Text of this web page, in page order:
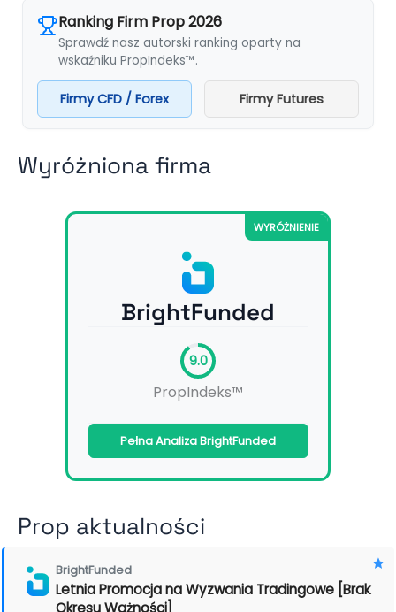
Ranking Firm Prop 2026
Sprawdź nasz autorski ranking oparty na
wskaźniku PropIndeks™.
Firmy CFD / Forex Firmy Futures
Wyróżniona firma
WYRÓŻNIENIE
BrightFunded
9.0
PropIndeks™
Pełna Analiza BrightFunded
Prop aktualności
BrightFunded
Letnia Promocja na Wyzwania Tradingowe [Brak
Okresu Ważności]